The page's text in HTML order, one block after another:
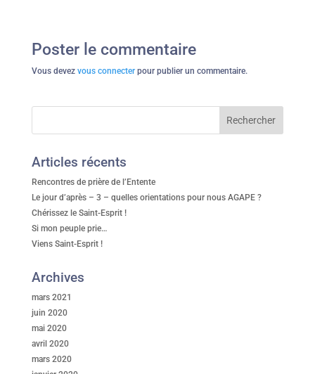
Poster le commentaire
Vous devez vous connecterpour publier un commentaire.
Articles récents
Rencontres de prière de l’Entente
Le jour d’après – 3 – quelles orientations pour nous AGAPE ?
Chérissez le Saint-Esprit !
Si mon peuple prie…
Viens Saint-Esprit !
Archives
mars 2021
juin 2020
mai 2020
avril 2020
mars 2020